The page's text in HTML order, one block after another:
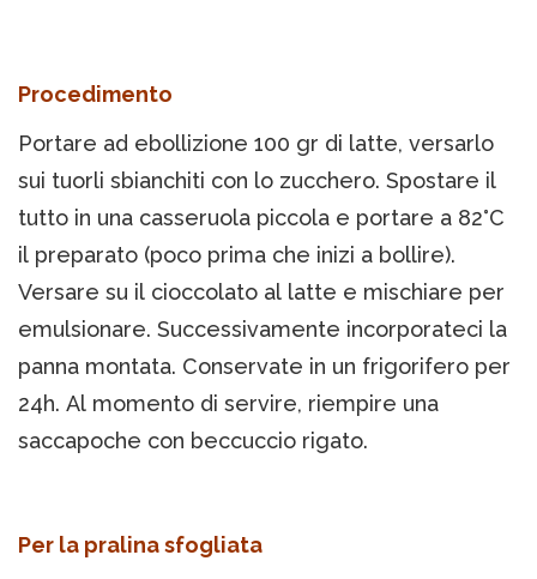
Procedimento
Portare ad ebollizione 100 gr di latte, versarlo
sui tuorli sbianchiti con lo zucchero. Spostare il
tutto in una casseruola piccola e portare a 82°C
il preparato (poco prima che inizi a bollire).
Versare su il cioccolato al latte e mischiare per
emulsionare. Successivamente incorporateci la
panna montata. Conservate in un frigorifero per
24h. Al momento di servire, riempire una
saccapoche con beccuccio rigato.
Per la pralina sfogliata